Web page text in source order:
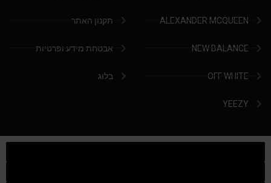
ALEXANDER MCQUEEN
NEW BALANCE
OFF WHITE
YEEZY
תקנון האתר
אבטחת מידע ופרטיות
בלוג